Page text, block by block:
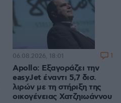
Apollo: Εξαγοράζει την
easyJet έναντι 5,7 δισ.
λιρών με τη στήριξη της
οικογένειας Χατζηιωάννου
06.08.2026, 18:01 1